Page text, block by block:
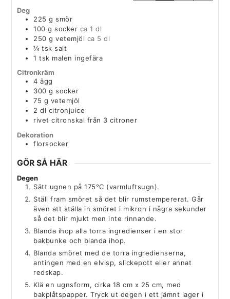
Deg
225 g smör
100 g socker ca 1 dl
250 g vetemjöl ca 5 dl
¼ tsk salt
1 tsk malen ingefära
Citronkräm
4 ägg
300 g socker
75 g vetemjöl
2 dl citronjuice
rivet citronskal från 3 citroner
Dekoration
florsocker
GÖR SÅ HÄR
Degen
Sätt ugnen på 175°C (varmluftsugn).
Ställ fram smöret så det blir rumstempererat. Går
även att ställa in smöret i mikron i några sekunder
så det blir mjukt men inte rinnande.
Blanda ihop alla torra ingredienser i en stor
bakbunke och blanda ihop.
Blanda smöret med de torra ingredienserna,
antingen med en elvisp, slickepott eller annat
redskap.
Klä en ugnsform, cirka 18 cm x 25 cm, med
bakplåtspapper. Tryck ut degen i ett jämnt lager i